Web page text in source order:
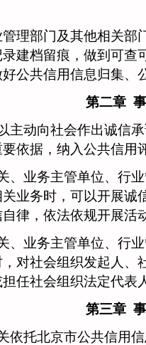
部门及其他相关部
建档留痕，做到可
公共信用信息归集、
第二章
主动向社会作出诚信
依据，纳入公共信用
、业务主管单位、行
业务时，可以开展
律，依法依规开展活
、业务主管单位、行
对社会组织发起人
任社会组织法定代表
第三章
依托北京市公共信用